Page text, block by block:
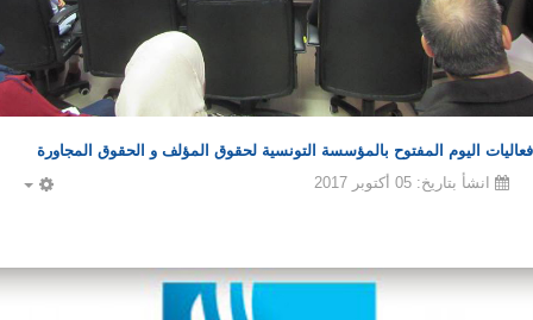
فعاليات اليوم المفتوح بالمؤسسة التونسية لحقوق المؤلف و الحقوق المجاورة
انشأ بتاريخ: 05 أكتوبر 2017